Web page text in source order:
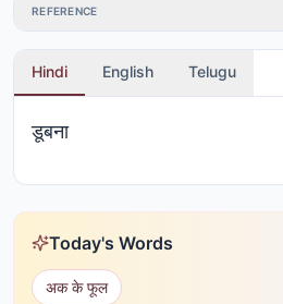
REFERENCE
Hindi English Telugu
डूबना
Today's Words
अक के फूल